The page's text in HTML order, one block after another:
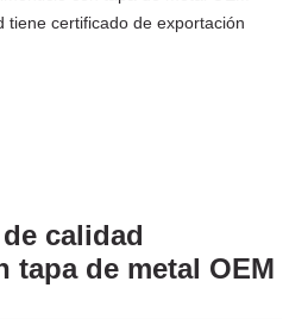
tiene certificado de exportación
calidad
tapa de metal OEM